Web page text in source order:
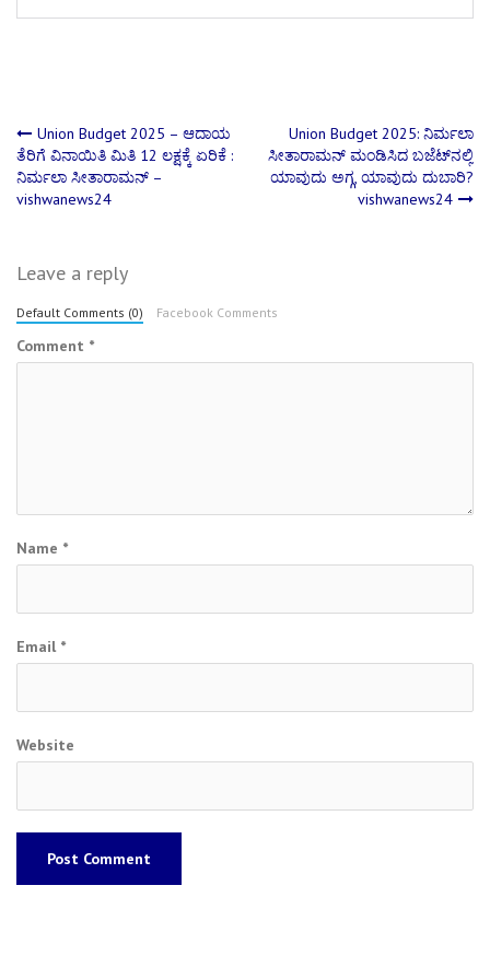
Post
navigation
Union Budget 2025 – ಆದಾಯ
ತೆರಿಗೆ ವಿನಾಯಿತಿ ಮಿತಿ 12 ಲಕ್ಷಕ್ಕೆ ಏರಿಕೆ :
ನಿರ್ಮಲಾ ಸೀತಾರಾಮನ್ –
vishwanews24
Union Budget 2025: ನಿರ್ಮಲಾ
ಸೀತಾರಾಮನ್‌ ಮಂಡಿಸಿದ ಬಜೆಟ್‌ನಲ್ಲಿ
ಯಾವುದು ಅಗ್ಗ, ಯಾವುದು ದುಬಾರಿ?
vishwanews24
Leave a reply
Default Comments (0) Facebook Comments
Comment *
Name *
Email *
Website